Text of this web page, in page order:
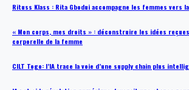
Rituss Klass : Rita Gbodui accompagne les femmes vers
« Mon corps, mes droits » : déconstruire les idées
corporelle de la femme
CILT Togo: l’IA trace la voie d’une supply chain plus